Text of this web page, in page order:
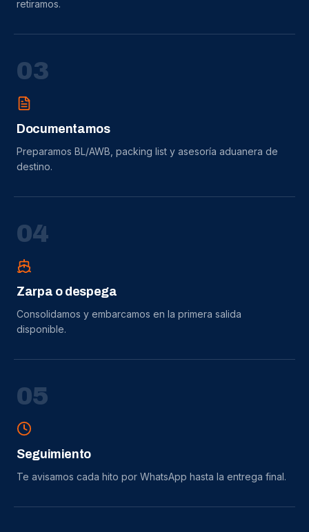
retiramos.
03
Documentamos
Preparamos BL/AWB, packing list y asesoría aduanera de
destino.
04
Zarpa o despega
Consolidamos y embarcamos en la primera salida
disponible.
05
Seguimiento
Te avisamos cada hito por WhatsApp hasta la entrega final.